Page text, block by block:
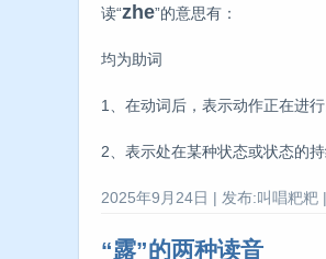
读“zhe”的意思有：
均为助词
1、在动词后，表示动作正在进行
2、表示处在某种状态或状态的持
2025年9月24日 | 发布:叫唱粑粑
“露”的两种读音